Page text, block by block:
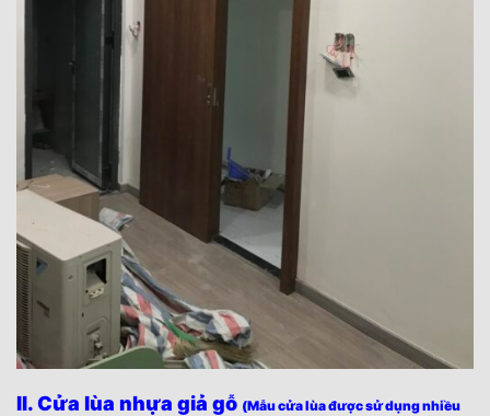
II. Cửa lùa nhựa giả gỗ (Mẫu cửa lùa được sử dụng nhiều